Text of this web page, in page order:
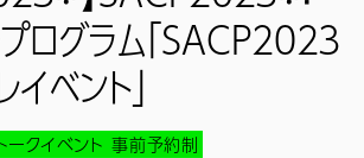
ログラム「SACP2023
ベント」
ークイベント 事前予約制